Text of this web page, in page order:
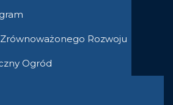
Rozwoju
Ogród